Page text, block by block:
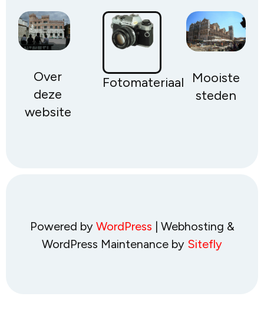
Over
deze
website
Fotomateriaal
Mooiste
steden
Powered by WordPress | Webhosting &
WordPress Maintenance by Sitefly